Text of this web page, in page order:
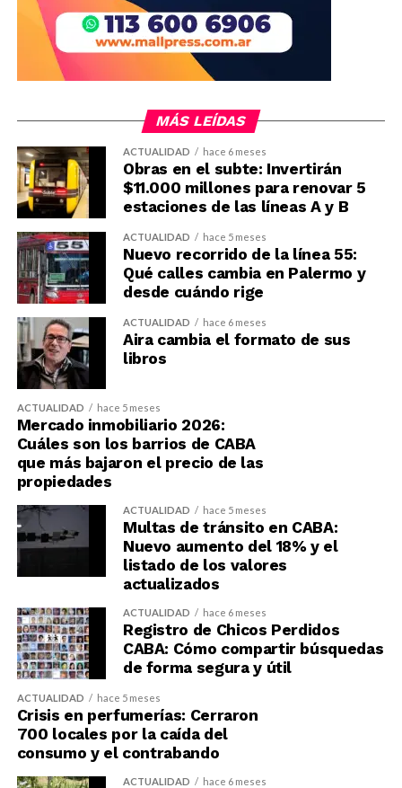
MÁS LEÍDAS
ACTUALIDAD hace 6 meses
Obras en el subte: Invertirán
$11.000 millones para renovar 5
estaciones de las líneas A y B
ACTUALIDAD hace 5 meses
Nuevo recorrido de la línea 55:
Qué calles cambia en Palermo y
desde cuándo rige
ACTUALIDAD hace 6 meses
Aira cambia el formato de sus
libros
ACTUALIDAD hace 5 meses
Mercado inmobiliario 2026:
Cuáles son los barrios de CABA
que más bajaron el precio de las
propiedades
ACTUALIDAD hace 5 meses
Multas de tránsito en CABA:
Nuevo aumento del 18% y el
listado de los valores
actualizados
ACTUALIDAD hace 6 meses
Registro de Chicos Perdidos
CABA: Cómo compartir búsquedas
de forma segura y útil
ACTUALIDAD hace 5 meses
Crisis en perfumerías: Cerraron
700 locales por la caída del
consumo y el contrabando
ACTUALIDAD hace 6 meses